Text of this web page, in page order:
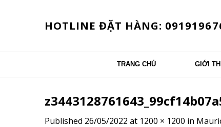
HOTLINE ĐẶT HÀNG:
TRANG CHỦ GIỚI
Published 26/05/2022 at 1200 × 1200 in